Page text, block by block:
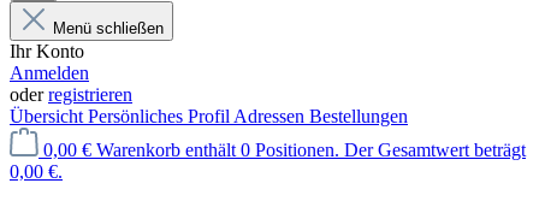
Menü schließen
Ihr Konto
Anmelden
oderregistrieren
Übersicht Persönliches Profil Adressen Bestellungen
0,00 € Warenkorb enthält 0 Positionen. Der Gesamtwert beträgt
0,00 €.